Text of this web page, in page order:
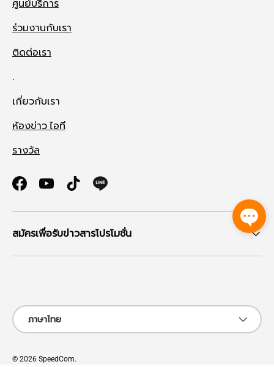
ศูนย์บริการ
ร่วมงานกับเรา
ติดต่อเรา
.
เกี่ยวกับเรา
ห้องข่าว ไอที
รางวัล
FacebookYouTubeTikTok
สมัครเพื่อรับข่าวสารโปรโมชั่น
ภาษา
ภาษาไทย
© 2026 SpeedCom.